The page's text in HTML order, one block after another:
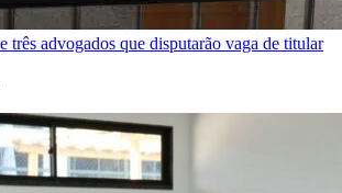
três advogados que disputarão vaga de titular